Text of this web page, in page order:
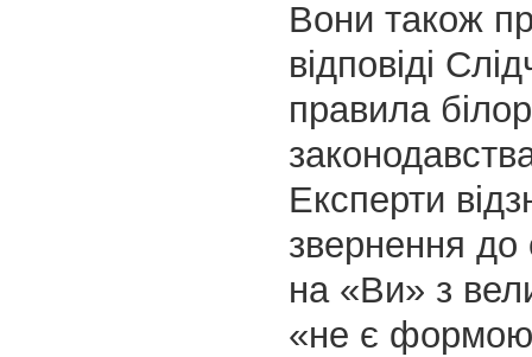
Вони також
відповіді
правила
Експерти
звернення до
на «Ви» з
«не є формою